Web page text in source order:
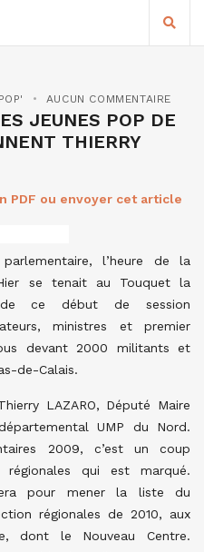
AUCUN COMMENTAIRE
JEUNES POP DE
THIERRY
PDF ou envoyer cet article
l’heure de la
se tenait au Touquet la
de ce début de session
ministres et premier
devant 2000 militants et
de-Calais.
LAZARO, Député Maire
UMP du Nord.
2009, c’est un coup
régionales qui est marqué.
pour mener la liste du
régionales de 2010, aux
dont le Nouveau Centre.